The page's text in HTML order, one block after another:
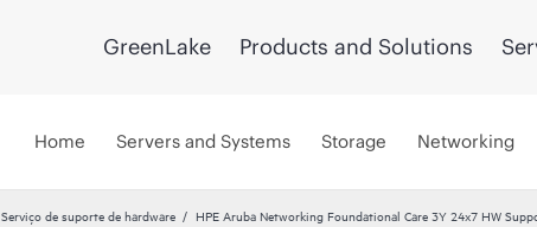
GreenLake Products and Solutions
Home Servers and Systems Storage Networking
Serviço de suporte de hardware
HPE Aruba Networking Foundational Care 3Y 24x7 HW